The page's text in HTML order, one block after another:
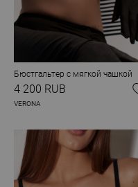
Бюстгальтер с мягкой чашкой
4 200 RUB
VERONA